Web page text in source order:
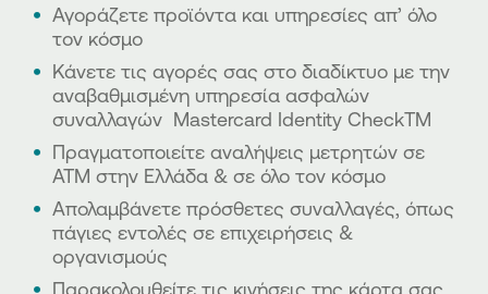
Αγοράζετε προϊόντα και υπηρεσίες απ’ όλο
τον κόσμο
Κάνετε τις αγορές σας στο διαδίκτυο με την
αναβαθμισμένη υπηρεσία ασφαλών
συναλλαγών Mastercard Identity CheckΤΜ
Πραγματοποιείτε αναλήψεις μετρητών σε
ΑΤΜ στην Ελλάδα & σε όλο τον κόσμο
Απολαμβάνετε πρόσθετες συναλλαγές, όπως
πάγιες εντολές σε επιχειρήσεις &
οργανισμούς
Παρακολουθείτε τις κινήσεις της κάρτα σας